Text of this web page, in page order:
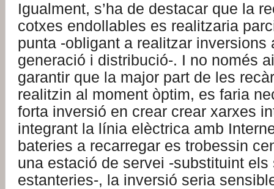
Igualment, s’ha de destacar que la
cotxes endollables es realitzaria
punta -obligant a realitzar inversions
generació i distribució-. I no només
garantir que la major part de les
realitzin al moment òptim, es faria
forta inversió en crear crear xarxes
integrant la línia elèctrica amb
bateries a recarregar es trobessin
una estació de servei -substituint els
estanteries-, la inversió seria